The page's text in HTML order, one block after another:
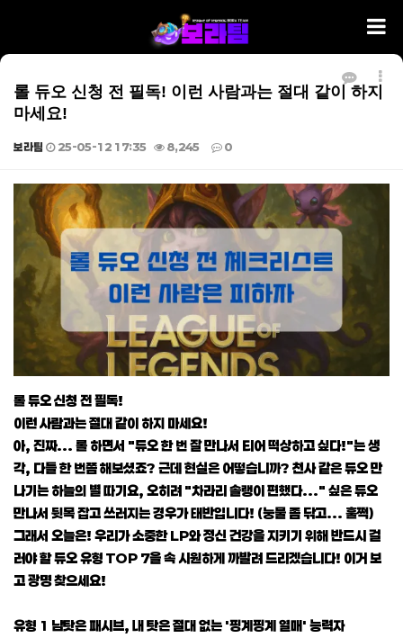
롤 듀오 신청 전 필독! 이런 사람과는 절대 같이 하지
마세요!
보라팀 25-05-12 17:35 8,245 0
본문
롤 듀오 신청 전 필독!
이런 사람과는 절대 같이 하지 마세요!
아, 진짜... 롤 하면서 "듀오 한 번 잘 만나서 티어 떡상하고 싶다!"는 생
각, 다들 한 번쯤 해보셨죠? 근데 현실은 어떻습니까? 천사 같은 듀오 만
나기는 하늘의 별 따기요, 오히려 "차라리 솔랭이 편했다..." 싶은 듀오
만나서 뒷목 잡고 쓰러지는 경우가 태반입니다! (눙물 좀 닦고... 훌쩍)
그래서 오늘은! 우리가 소중한 LP와 정신 건강을 지키기 위해 반드시 걸
러야 할 듀오 유형 TOP 7을 속 시원하게 까발려 드리겠습니다! 이거 보
고 광명 찾으세요!
유형 1 남탓은 패시브, 내 탓은 절대 없는 '핑계핑계 열매' 능력자